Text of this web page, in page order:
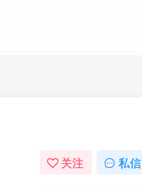
关注 私信